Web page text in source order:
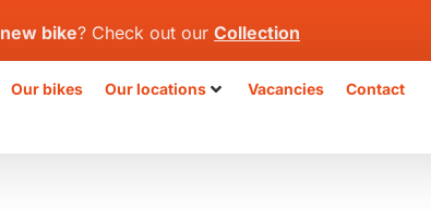
new bike? Check out our Collection
Our bikes Our locations Vacancies Contact